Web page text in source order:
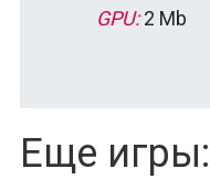
GPU:2 Mb
Еще игры: